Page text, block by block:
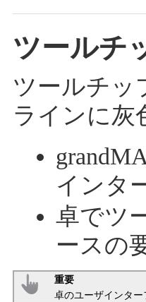
ツールチ
ツールチッ
ラインに灰
インタ
卓でツ
ースの
重要
卓のユーザインタ